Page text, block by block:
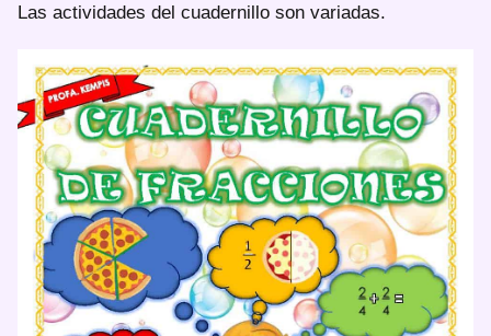
Las actividades del cuadernillo son variadas.